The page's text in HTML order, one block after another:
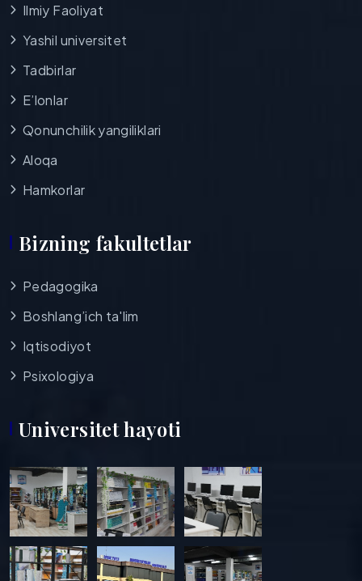
Ilmiy Faoliyat
Yashil universitet
Tadbirlar
E’lonlar
Qonunchilik yangiliklari
Aloqa
Hamkorlar
Bizning fakultetlar
Pedagogika
Boshlang’ich ta'lim
Iqtisodiyot
Psixologiya
Universitet hayoti